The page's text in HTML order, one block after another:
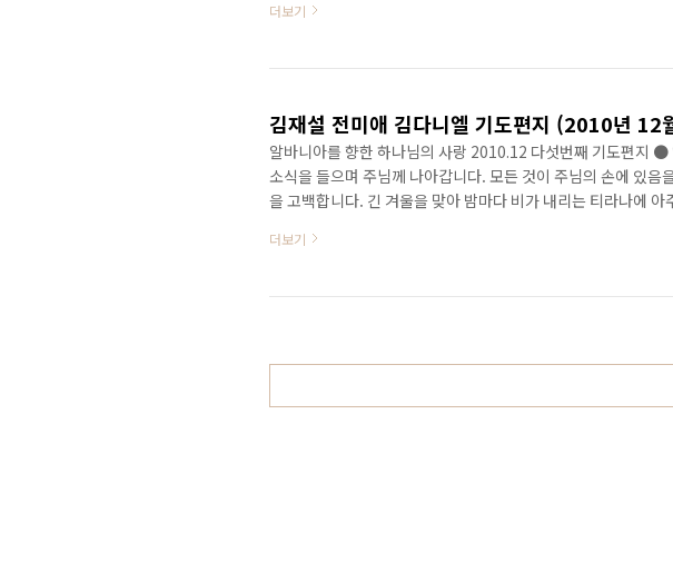
다. 한동안 얼굴을 볼 수 없었을 때도 있었다. 그리고 다시 몇달
나에게 한국말을 이것저것 물어본다. 그래서 가르쳐준 말 "사
더보기
김재설 전미애 김다니엘 기도편지 (2010년 12
알바니아를 향한 하나님의 사랑 2010.12 다섯번째 기도편지
소식을 들으며 주님께 나아갑니다. 모든 것이 주님의 손에 있음
을 고백합니다. 긴 겨울을 맞아 밤마다 비가 내리는 티라나에
로 인해 거주지가 물에 잠기곤 합니다. 반복적인 물사태로 주민
영되기도 했던 알바니아 북부지역의 ‘피의 복수’라는 관행때문
더보기